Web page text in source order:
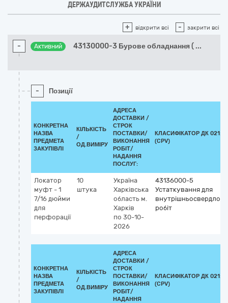
ДЕРЖАУДИТСЛУЖБА УКРАЇНИ
+ відкрити всі - закрити всі
- Активний 43130000-3 Бурове обладнання ( ...
- Позиції
КОНКРЕТНА
НАЗВА
ПРЕДМЕТА
ЗАКУПІВЛІ
КІЛЬКІСТЬ
/
ОД.ВИМІРУ
АДРЕСА
ДОСТАВКИ /
СТРОК
ПОСТАВКИ/
ВИКОНАННЯ
РОБІТ/
НАДАННЯ
ПОСЛУГ:
КЛАСИФІКАТОР ДК
(CPV)
Локатор
муфт - 1
7/16 дюйми
для
перфорації
10
штука
Україна
Харківська
область м.
Харків
по 30-10-
2026
43136000-5
Устаткування для
робіт
КОНКРЕТНА
НАЗВА
ПРЕДМЕТА
ЗАКУПІВЛІ
КІЛЬКІСТЬ
/
ОД.ВИМІРУ
АДРЕСА
ДОСТАВКИ /
СТРОК
ПОСТАВКИ/
ВИКОНАННЯ
РОБІТ/
НАДАННЯ
КЛАСИФІКАТОР ДК
(CPV)